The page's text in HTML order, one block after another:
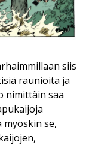
siis
raunioita ja
nimittäin saa
myöskin se,